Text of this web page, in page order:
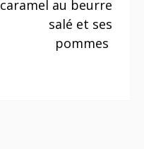
caramel au beurre
salé et ses
pommes